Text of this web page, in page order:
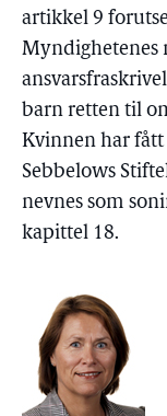
artikkel 9
Myndighetenes
barn retten til
Kvinnen har fått
Sebbelows
nevnes som
kapittel 18.